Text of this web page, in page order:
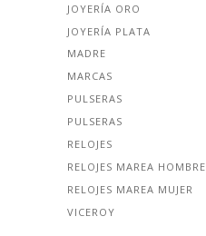
JOYERÍA ORO
JOYERÍA PLATA
MADRE
MARCAS
PULSERAS
PULSERAS
RELOJES
RELOJES MAREA HOMBRE
RELOJES MAREA MUJER
VICEROY